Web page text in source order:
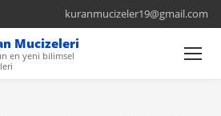
kuranmucizeler19@gmail.com
Mucizeleri
en yeni bilimsel